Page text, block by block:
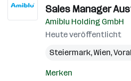
Sales Manager
Amiblu Holding GmbH
Heute veröffentlicht
Steiermark,Wien,
Merken